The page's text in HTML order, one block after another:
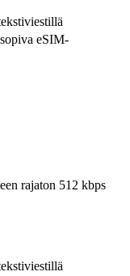
eSIM-
rajaton 512 kbps